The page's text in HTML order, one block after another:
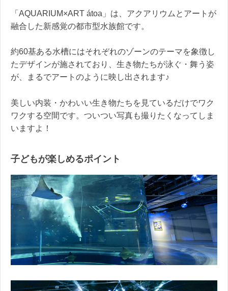
「AQUARIUM×ART átoa」は、アクアリウムとアートが
融合した新感覚の都市型水族館です。
約60基ある水槽にはそれぞれのゾーンのテーマを象徴し
たデザインが施されており、生き物たちが泳ぐ・舞う姿
が、まるでアートのように映し出されます♪
美しい内装・かわいい生き物たちを見ているだけでワク
ワクする空間です。ついつい写真も撮りたくなってしま
いますよ！
子どもが楽しめるポイント